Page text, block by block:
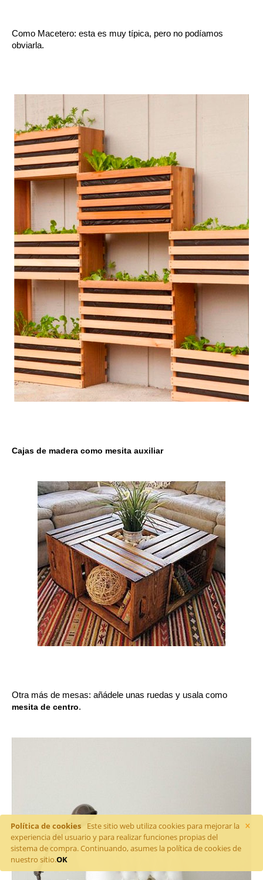
×
Política de cookies
Este sitio web utiliza cookies para mejorar la
experiencia del usuario y para realizar funciones propias del
sistema de compra. Continuando, asumes la política de cookies de
nuestro sitio.OK
Como Macetero: esta es muy típica, pero no podíamos
obviarla.
Cajas de madera como mesita auxiliar
mesita de centro.